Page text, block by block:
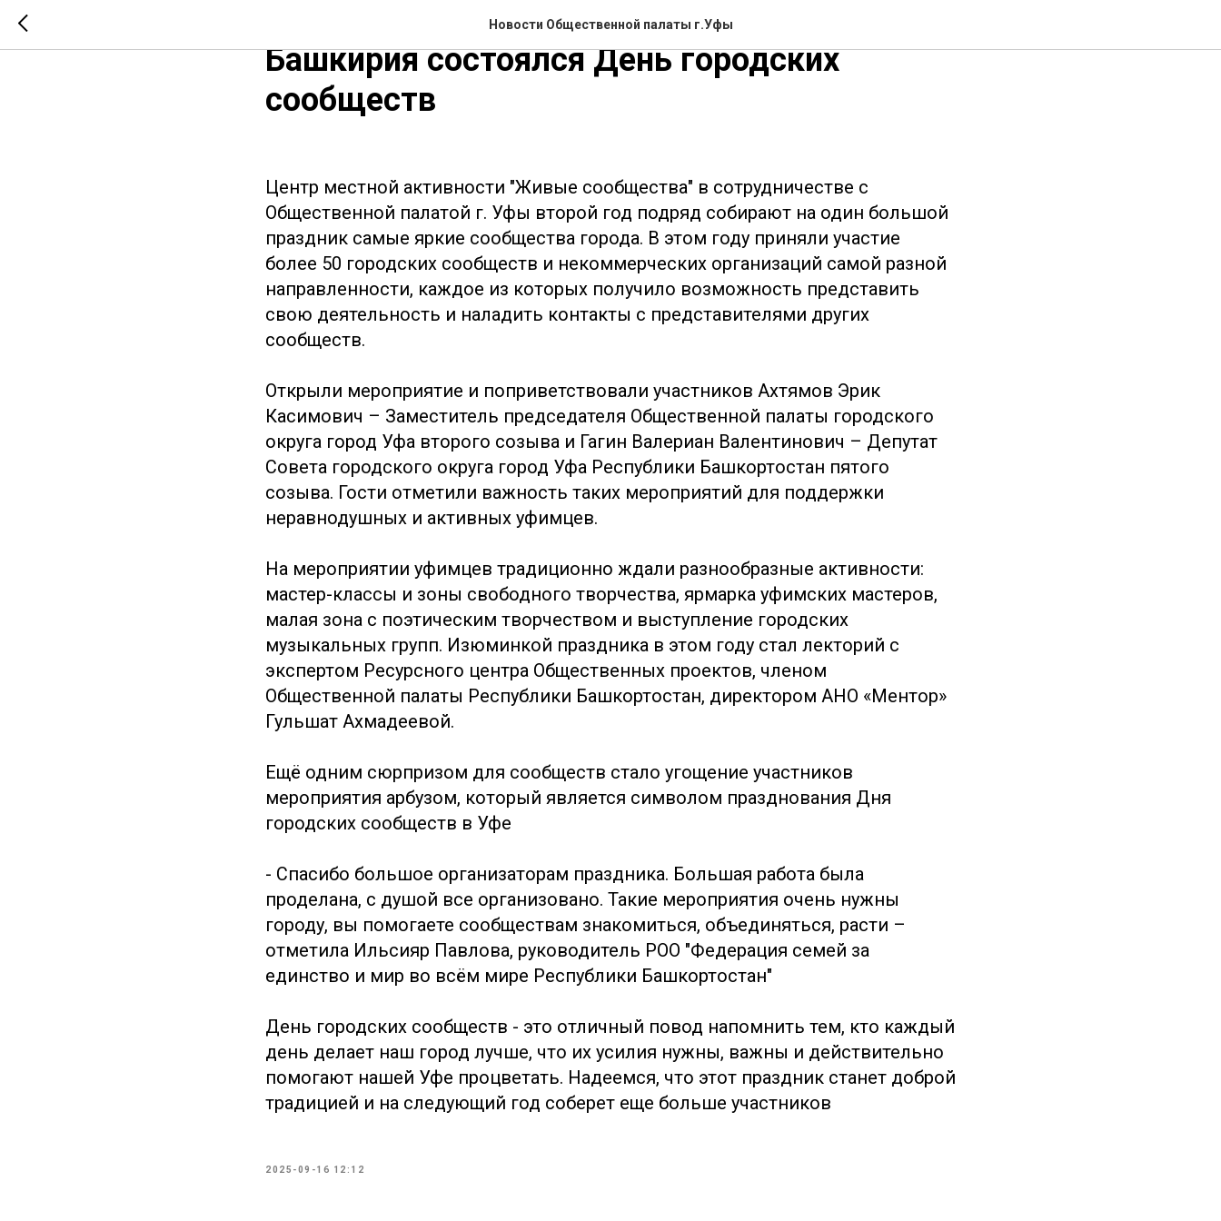
Новости Общественной палаты г.Уфы
14 сентября на площади лайфстайл центра
Башкирия состоялся День городских
сообществ
Центр местной активности "Живые сообщества" в сотрудничестве с
Общественной палатой г. Уфы второй год подряд собирают на один большой
праздник самые яркие сообщества города. В этом году приняли участие
более 50 городских сообществ и некоммерческих организаций самой разной
направленности, каждое из которых получило возможность представить
свою деятельность и наладить контакты с представителями других
сообществ.
Открыли мероприятие и поприветствовали участников Ахтямов Эрик
Касимович – Заместитель председателя Общественной палаты городского
округа город Уфа второго созыва и Гагин Валериан Валентинович – Депутат
Совета городского округа город Уфа Республики Башкортостан пятого
созыва. Гости отметили важность таких мероприятий для поддержки
неравнодушных и активных уфимцев.
На мероприятии уфимцев традиционно ждали разнообразные активности:
мастер-классы и зоны свободного творчества, ярмарка уфимских мастеров,
малая зона с поэтическим творчеством и выступление городских
музыкальных групп. Изюминкой праздника в этом году стал лекторий с
экспертом Ресурсного центра Общественных проектов, членом
Общественной палаты Республики Башкортостан, директором АНО «Ментор»
Гульшат Ахмадеевой.
Ещё одним сюрпризом для сообществ стало угощение участников
мероприятия арбузом, который является символом празднования Дня
городских сообществ в Уфе
- Спасибо большое организаторам праздника. Большая работа была
проделана, с душой все организовано. Такие мероприятия очень нужны
городу, вы помогаете сообществам знакомиться, объединяться, расти –
отметила Ильсияр Павлова, руководитель РОО "Федерация семей за
единство и мир во всём мире Республики Башкортостан"
День городских сообществ - это отличный повод напомнить тем, кто каждый
день делает наш город лучше, что их усилия нужны, важны и действительно
помогают нашей Уфе процветать. Надеемся, что этот праздник станет доброй
традицией и на следующий год соберет еще больше участников
2025-09-16 12:12